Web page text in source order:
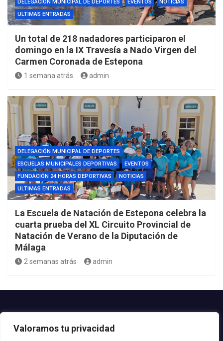
Valoramos tu privacidad
DELEGACIÓN MUNICIPAL DE DEPORTES EVENTOS
NOTICIAS
ULTIMAS ENTRADAS
Un total de 218 nadadores participaron el
domingo en la IX Travesía a Nado Virgen del
Carmen Coronada de Estepona
1 semana atrás admin
DELEGACIÓN MUNICIPAL DE DEPORTES
ESCUELAS MUNICIPALES DEPORTIVAS
EVENTOS
FUNDACIÓN 24 HORAS DEPORTIVAS
NOTICIAS
ULTIMAS ENTRADAS
La Escuela de Natación de Estepona celebra la
cuarta prueba del XL Circuito Provincial de
Natación de Verano de la Diputación de
Málaga
2 semanas atrás admin
Teléfono: 952.80.24.44